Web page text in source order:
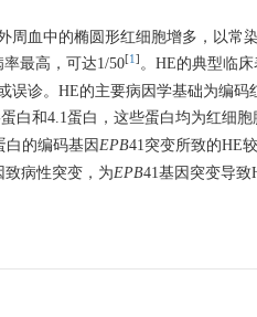
周血中的椭圆形红细胞增多，以常
最高，可达1/50[1] 。HE的典型临
诊。HE的主要病因学基础为编码
白和4.1蛋白，这些蛋白均为红细胞
白的编码基因EPB41突变所致的HE
致病性突变，为EPB41基因突变导